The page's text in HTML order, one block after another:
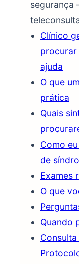
segurança
Clínico
procurar
ajuda
O que
prática
Quais
Como
de
Exames
O que
Quando